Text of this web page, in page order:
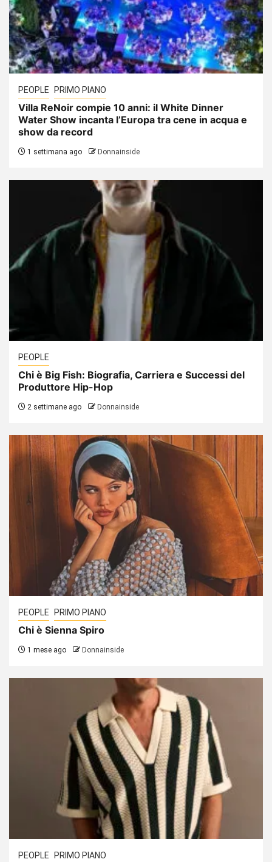
PEOPLE PRIMO PIANO
Villa ReNoir compie 10 anni: il White Dinner
Water Show incanta l’Europa tra cene in acqua e
show da record
1 settimana ago Donnainside
PEOPLE
Chi è Big Fish: Biografia, Carriera e Successi del
Produttore Hip-Hop
2 settimane ago Donnainside
PEOPLE PRIMO PIANO
Chi è Sienna Spiro
1 mese ago Donnainside
PEOPLE PRIMO PIANO